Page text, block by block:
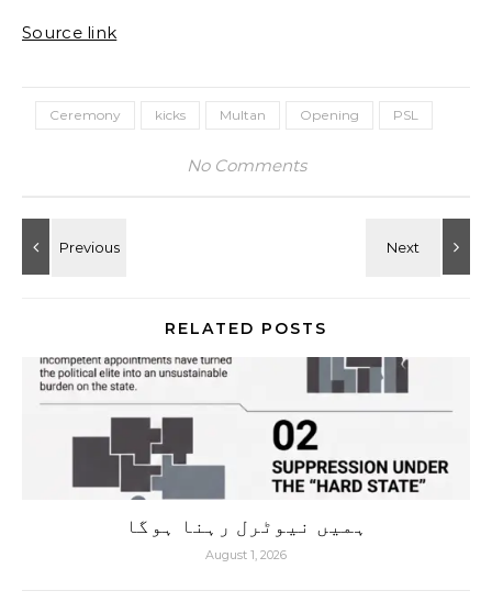
Source link
Ceremony kicks Multan Opening PSL
No Comments
RELATED POSTS
ہمیں نیوٹرل رہنا ہوگا
August 1, 2026